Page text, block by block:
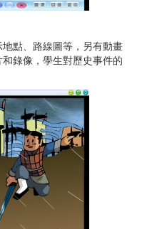
點、路線圖等，另有動畫
錄像，學生對歷史事件的